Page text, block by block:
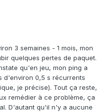
3 semaines - 1 mois, mon
quelques pertes de paquet.
qu'en jeu, mon ping a
d'environ 0,5 s récurrents
je précise). Tout ça reste,
remédier à ce problème, ça
D'autant qu'il n'y a aucune